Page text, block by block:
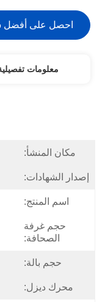
احصل على أفضل
معلومات تفصيلية
مكان المنشأ:
إصدار الشهادات:
اسم المنتج:
حجم غرفة
الصحافة:
حجم بالة:
محرك ديزل: